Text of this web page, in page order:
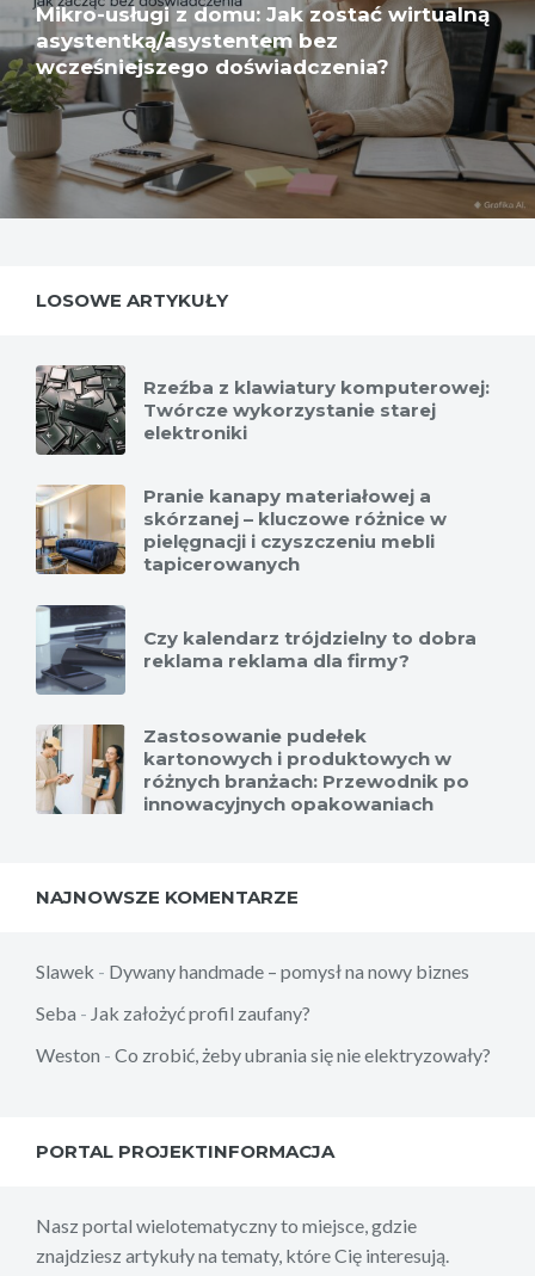
Mikro-usługi z domu: Jak zostać wirtualną
asystentką/asystentem bez
wcześniejszego doświadczenia?
LOSOWE ARTYKUŁY
Rzeźba z klawiatury komputerowej:
Twórcze wykorzystanie starej
elektroniki
Pranie kanapy materiałowej a
skórzanej – kluczowe różnice w
pielęgnacji i czyszczeniu mebli
tapicerowanych
Czy kalendarz trójdzielny to dobra
reklama reklama dla firmy?
Zastosowanie pudełek
kartonowych i produktowych w
różnych branżach: Przewodnik po
innowacyjnych opakowaniach
NAJNOWSZE KOMENTARZE
Slawek - Dywany handmade – pomysł na nowy biznes
Seba - Jak założyć profil zaufany?
Weston - Co zrobić, żeby ubrania się nie elektryzowały?
PORTAL PROJEKTINFORMACJA
Nasz portal wielotematyczny to miejsce, gdzie
znajdziesz artykuły na tematy, które Cię interesują.